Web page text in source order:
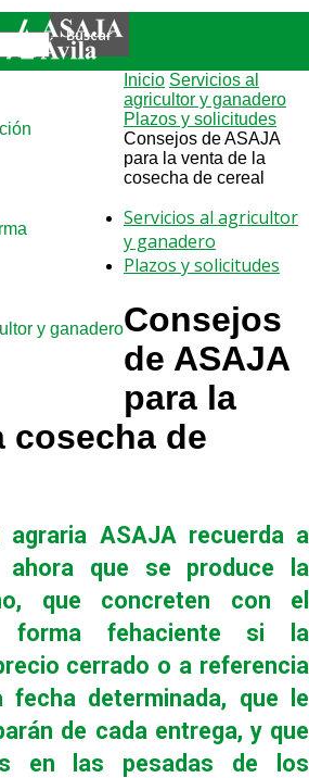
y ganadero
Inicio Servicios al
agricultor y ganadero
Plazos y solicitudes
Consejos de ASAJA
para la venta de la
cosecha de cereal
Servicios al agricultor
y ganadero
Plazos y solicitudes
Consejos
de ASAJA
para la
cosecha de
agraria ASAJA recuerda a
ahora que se produce la
que concreten con el
forma fehaciente si la
cerrado o a referencia
determinada, que le
de cada entrega, y que
en las pesadas de los